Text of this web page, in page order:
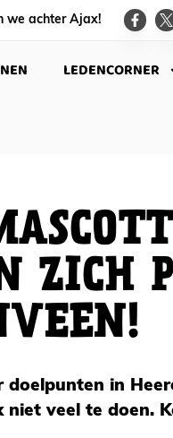
we achter Ajax!
LEDENCORNER
ZICH
in
niet veel te doen.